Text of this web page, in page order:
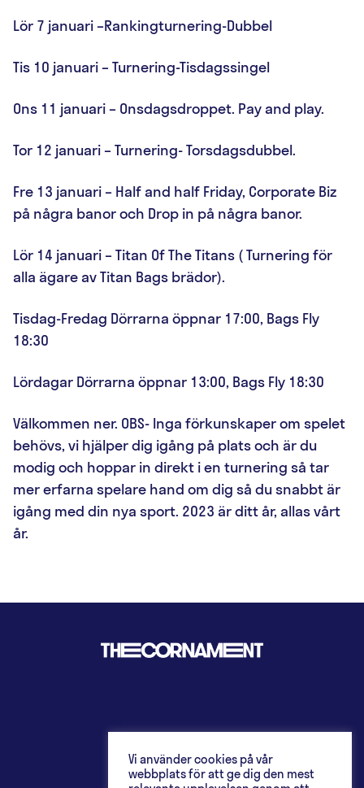
Lör 7 januari –Rankingturnering-Dubbel
Tis 10 januari – Turnering-Tisdagssingel
Ons 11 januari – Onsdagsdroppet. Pay and play.
Tor 12 januari – Turnering- Torsdagsdubbel.
Fre 13 januari – Half and half Friday, Corporate Biz
på några banor och Drop in på några banor.
Lör 14 januari – Titan Of The Titans ( Turnering för
alla ägare av Titan Bags brädor).
Tisdag-Fredag Dörrarna öppnar 17:00, Bags Fly
18:30
Lördagar Dörrarna öppnar 13:00, Bags Fly 18:30
Välkommen ner. OBS- Inga förkunskaper om spelet
behövs, vi hjälper dig igång på plats och är du
modig och hoppar in direkt i en turnering så tar
mer erfarna spelare hand om dig så du snabbt är
igång med din nya sport. 2023 är ditt år, allas vårt
år.
Vi använder cookies på vår
webbplats för att ge dig den mest